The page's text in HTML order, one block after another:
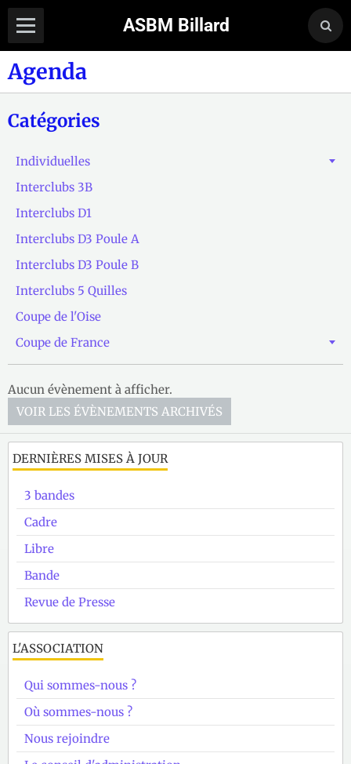
ASBM Billard
Agenda
Catégories
Individuelles
Interclubs 3B
Interclubs D1
Interclubs D3 Poule A
Interclubs D3 Poule B
Interclubs 5 Quilles
Coupe de l'Oise
Coupe de France
Aucun évènement à afficher.
VOIR LES ÉVÈNEMENTS ARCHIVÉS
DERNIÈRES MISES À JOUR
3 bandes
Cadre
Libre
Bande
Revue de Presse
L'ASSOCIATION
Qui sommes-nous ?
Où sommes-nous ?
Nous rejoindre